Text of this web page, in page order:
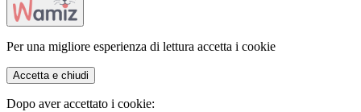
Per una migliore esperienza di lettura accetta i cookie
Accetta e chiudi
Dopo aver accettato i cookie: